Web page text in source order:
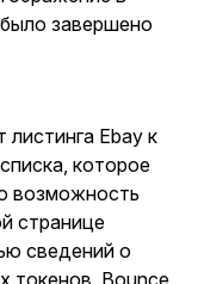
завершено
Ebay к
которое
возможность
странице
сведений о
токенов. Bounce